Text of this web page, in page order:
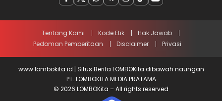
Tentang Kami Kode Etik
Hak Jawab
Pedoman Pemberitaan
Disclaimer Privasi
www.lombokita.id | Situs Berita LOMBOKita dibawah naungan
PT. LOMBOKITA MEDIA PRATAMA
© 2026 LOMBOKita – All rights reserved